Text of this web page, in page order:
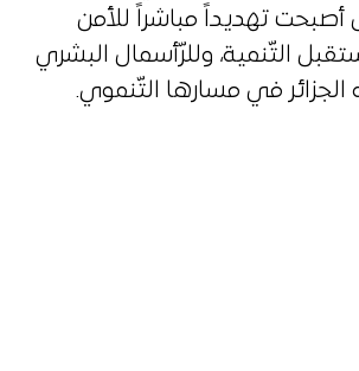
أصبحت تهديداً مباشراً للأمن
التّنمية، وللرّأسمال البشري
الجزائر في مسارها التّنموي.